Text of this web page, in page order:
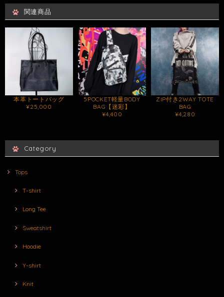
関連商品
本革トートバッグ
¥25,000
5POCKET軽量BODY
BAG【迷彩】
¥4,400
ZIP付き2WAY TOTE
BAG
¥4,280
Category
Tops
T-shirt
Long Tee
Sweatshirt
Hoodie
Y-shirt
Knit